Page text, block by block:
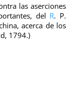
las aserciones
del R. P.
acerca de los
1794.)